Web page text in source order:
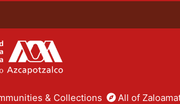
& Collections All of